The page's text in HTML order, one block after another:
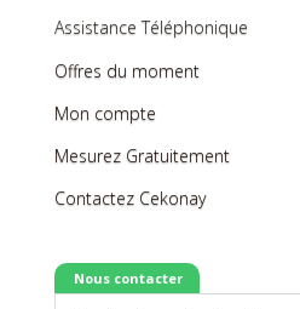
Assistance Téléphonique
Offres du moment
Mon compte
Mesurez Gratuitement
Contactez Cekonay
Nous contacter